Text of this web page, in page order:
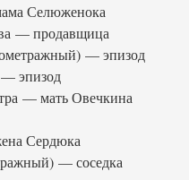
Селюженока
— продавщица
— эпизод
эпизод
— мать Овечкина
Сердюка
— соседка